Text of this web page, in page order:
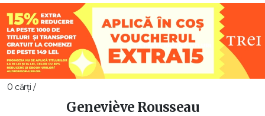
0 cărți /
Geneviève Rousseau